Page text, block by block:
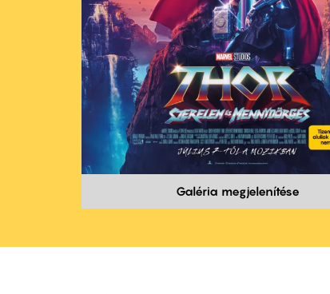
Galéria megjelenítése